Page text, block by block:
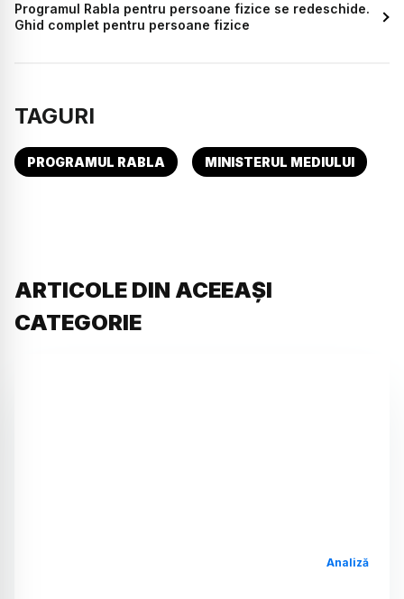
Programul Rabla pentru persoane fizice se redeschide.
Ghid complet pentru persoane fizice
TAGURI
PROGRAMUL RABLA MINISTERUL MEDIULUI
ARTICOLE DIN ACEEAȘI
CATEGORIE
Analiză